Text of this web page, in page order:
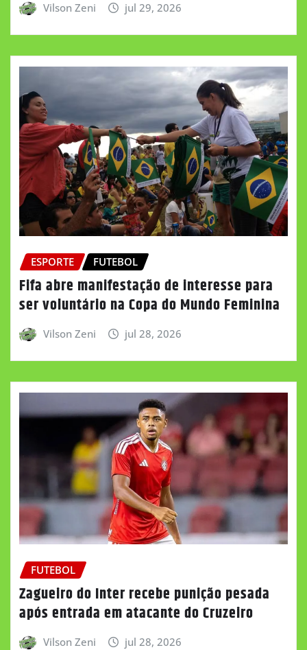
Vilson Zeni jul 29, 2026
ESPORTE FUTEBOL
Fifa abre manifestação de interesse para
ser voluntário na Copa do Mundo Feminina
Vilson Zeni jul 28, 2026
FUTEBOL
Zagueiro do Inter recebe punição pesada
após entrada em atacante do Cruzeiro
Vilson Zeni jul 28, 2026